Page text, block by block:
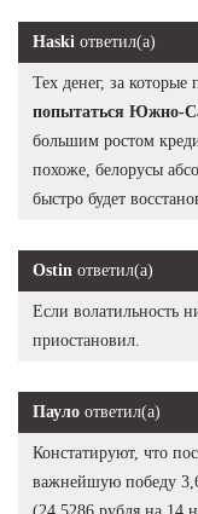
Haski ответил(а)
Тех денег, за
попытаться Южно-
большим ростом
похоже, белорусы
быстро будет
Ostin ответил(а)
Если волатильность
приостановил.
Пауло ответил(а)
Констатируют, что
важнейшую победу